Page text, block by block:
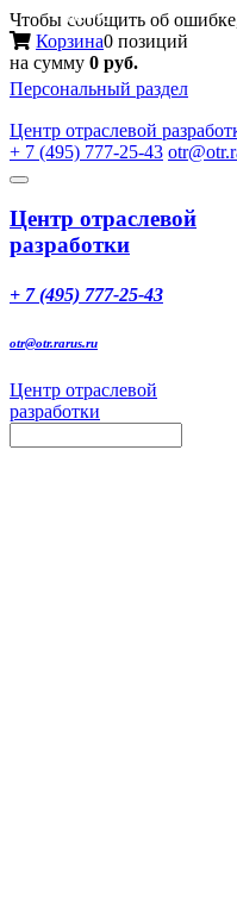
Чтобы сообщить об
Корзина0 позиций
на сумму 0 руб.
Персональный раздел
Центр отраслевой
+ 7 (495) 777-25-43
Toggle
Меню
Центр отраслевой
разработки
+ 7 (495) 777-25-43
otr@otr.rarus.ru
Центр отраслевой
разработки